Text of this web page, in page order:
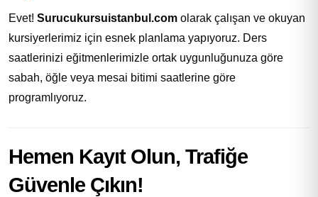
Evet! Surucukursuistanbul.com olarak çalışan ve okuyan
kursiyerlerimiz için esnek planlama yapıyoruz. Ders
saatlerinizi eğitmenlerimizle ortak uygunluğunuza göre
sabah, öğle veya mesai bitimi saatlerine göre
programlıyoruz.
Hemen Kayıt Olun, Trafiğe
Güvenle Çıkın!